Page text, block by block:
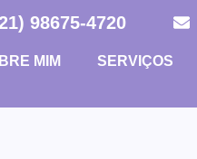
98675-4720
MIM SERVIÇOS